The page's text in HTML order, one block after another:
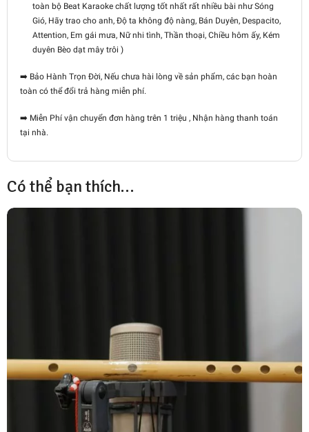
toàn bộ Beat Karaoke chất lượng tốt nhất rất nhiều bài như Sóng
Gió, Hãy trao cho anh, Độ ta không độ nàng, Bán Duyên, Despacito,
Attention, Em gái mưa, Nữ nhi tình, Thần thoại, Chiều hôm ấy, Kém
duyên Bèo dạt mây trôi )
➡️ Bảo Hành Trọn Đời, Nếu chưa hài lòng về sản phẩm, các bạn hoàn
toàn có thể đổi trả hàng miễn phí.
➡️ Miễn Phí vận chuyển đơn hàng trên 1 triệu , Nhận hàng thanh toán
tại nhà.
Có thể bạn thích…